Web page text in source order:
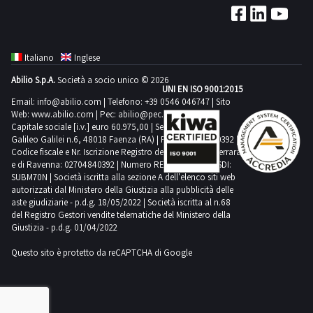
essere
destinati
alla
vendita,
con
divieto
di
ulteriore
cessione
per
periodo
corrispondere.
Si
consiglia
un’ispezione
sul
posto.NOTE
PER
RITIRO:-
tempistica
massima
prevista
per
gara
sarà
aggiudicato
uno
o
più
beni
sarà
tenuto
ad
siano:
-
Utenti
residenti
a
Ravenna
=
il
passaggio
di
sarà
completo
inclusi
in
questo
lotto.Beni
venduti
a
corpo
e
non
Lotto
2
dalla
sezione
documentazione
per
visionare
l'elenco
completo
dei
inclusi
non
a
Alcune
quantità
potrebbero
non
corrispondere.
Si
consiglia
un’ispezione
sul
giornataAsta
eseguita
mediante
procedura
di
vendita
asincrona
ex
art.
25
32/2015.
Italiano
Inglese
Abilio S.p.A.Società a socio unico © 2026
Email: info@abilio.com | Telefono: +39 0546 046747 | Sito
Web: www.abilio.com | Pec: abilio@pec.illimity.com
Capitale sociale [i.v.] euro 60.975,00 | Sede legale in Via
Galileo Galilei n.6, 48018 Faenza (RA) | P.IVA: 02704840392 |
Codice fiscale e Nr. Iscrizione Registro delle Imprese di Ferrara
e di Ravenna: 02704840392 | Numero REA RA 224830 | SDI:
SUBM70N | Società iscritta alla sezione A dell'elenco siti web
autorizzati dal Ministero della Giustizia alla pubblicità delle
aste giudiziarie - p.d.g. 18/05/2022 | Società iscritta al n.68
del Registro Gestori vendite telematiche del Ministero della
Giustizia - p.d.g. 01/04/2022
Questo sito è protetto da reCAPTCHA di Google
UNI EN ISO 9001:2015